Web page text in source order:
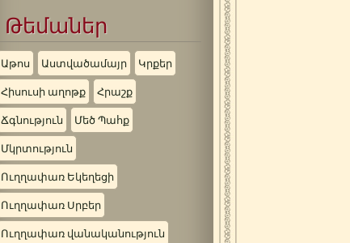
Թեմաներ
Աթոս Աստվածամայր Կրքեր
Հիսուսի աղոթք Հրաշք
Ճգնություն Մեծ Պահք
Մկրտություն
Ուղղափառ Եկեղեցի
Ուղղափառ Սրբեր
Ուղղափառ վանականություն